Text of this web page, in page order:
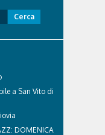
a San Vito di
DOMENICA